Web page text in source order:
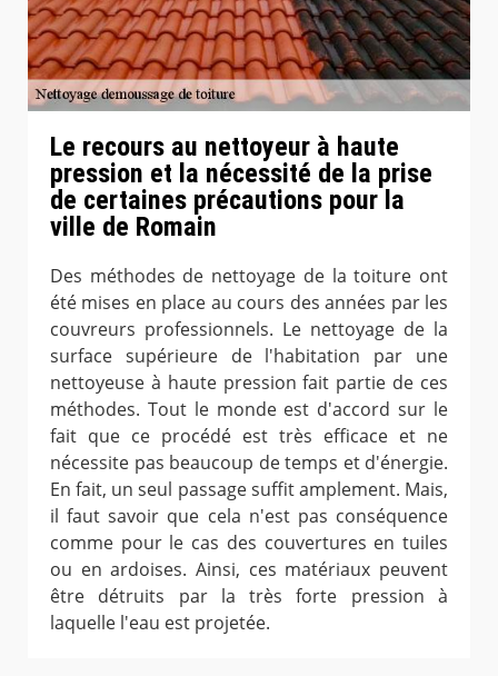
Le recours au nettoyeur à haute
pression et la nécessité de la prise
de certaines précautions pour la
ville de Romain
Des méthodes de nettoyage de la toiture ont
été mises en place au cours des années par les
couvreurs professionnels. Le nettoyage de la
surface supérieure de l'habitation par une
nettoyeuse à haute pression fait partie de ces
méthodes. Tout le monde est d'accord sur le
fait que ce procédé est très efficace et ne
nécessite pas beaucoup de temps et d'énergie.
En fait, un seul passage suffit amplement. Mais,
il faut savoir que cela n'est pas conséquence
comme pour le cas des couvertures en tuiles
ou en ardoises. Ainsi, ces matériaux peuvent
être détruits par la très forte pression à
laquelle l'eau est projetée.